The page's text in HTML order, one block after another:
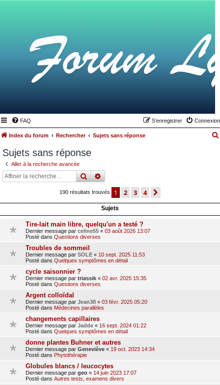
FAQ Connexion
S’enregistrer
Index du forum Rechercher Sujets sans réponse
Sujets sans réponse
Aller à la recherche avancée
rechercher
recherche
190 résultats trouvés 1 2 3 4
Sujets
Tire-lait main libre, quelqu'un a testé ?
Dernier message par celine55 « 03 août 2026 13:07
Posté dans Questions diverses
Troubles de sommeil
Dernier message par SOLE « 10 sept. 2025 11:53
Posté dans Quelques symptômes en détail
cycle saisonnier ?
Dernier message par triassik « 02 avr. 2025 15:35
Posté dans Questions diverses
Argent colloïdal
Dernier message par Jean38 « 03 févr. 2025 05:20
Posté dans Médecines parallèles
changements capillaires
Dernier message par Jadde « 16 sept. 2024 01:22
Posté dans Quelques symptômes en détail
donne plantes Buhner et autres
Dernier message par Geneviève « 19 oct. 2023 14:34
Posté dans Phytothérapie
Globules blancs / leucocytes
Dernier message par geo « 14 juin 2023 17:07
Posté dans Autres tests, examens divers